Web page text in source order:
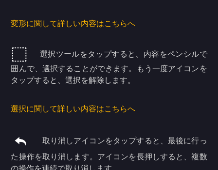
変形に関して詳しい内容はこちらへ
選択ツールをタップすると、内容をペンシルで
囲んで、選択することができます。もう一度アイコンを
タップすると、選択を解除します。
選択に関して詳しい内容はこちらへ
取り消しアイコンをタップすると、最後に行っ
た操作を取り消します。アイコンを長押しすると、複数
の操作を連続で取り消します。